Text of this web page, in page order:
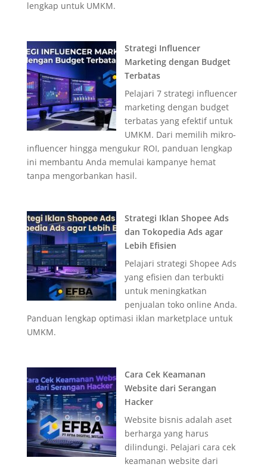
lengkap untuk UMKM.
Strategi Influencer
Marketing dengan Budget
Terbatas
Pelajari 7 strategi influencer
marketing dengan budget
terbatas yang efektif untuk
UMKM. Dari memilih mikro-
influencer hingga mengukur ROI, panduan lengkap
ini membantu Anda memulai kampanye hemat
tanpa mengorbankan hasil.
Strategi Iklan Shopee Ads
dan Tokopedia Ads agar
Lebih Efisien
Pelajari strategi Shopee Ads
yang efisien dan terbukti
untuk meningkatkan
penjualan toko online Anda.
Panduan lengkap optimasi iklan marketplace untuk
UMKM.
Cara Cek Keamanan
Website dari Serangan
Hacker
Website bisnis adalah aset
berharga yang harus
dilindungi. Pelajari cara cek
keamanan website dari